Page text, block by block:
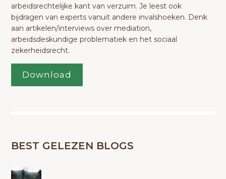
arbeidsrechtelijke kant van verzuim. Je leest ook
bijdragen van experts vanuit andere invalshoeken. Denk
aan artikelen/interviews over mediation,
arbeidsdeskundige problematiek en het sociaal
zekerheidsrecht.
Download
BEST GELEZEN BLOGS